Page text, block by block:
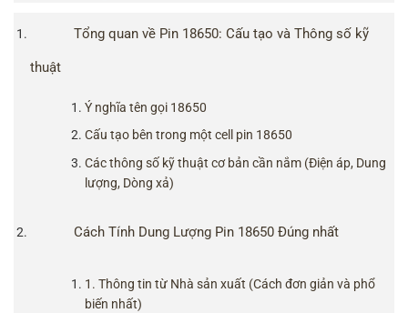
Tổng quan về Pin 18650: Cấu tạo và Thông số kỹ
thuật
Ý nghĩa tên gọi 18650
Cấu tạo bên trong một cell pin 18650
Các thông số kỹ thuật cơ bản cần nắm (Điện áp, Dung
lượng, Dòng xả)
Cách Tính Dung Lượng Pin 18650 Đúng nhất
1. Thông tin từ Nhà sản xuất (Cách đơn giản và phổ
biến nhất)